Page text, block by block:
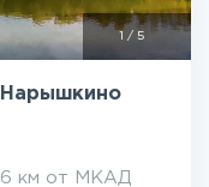
/ 5
Нарышкино
км от МКАД